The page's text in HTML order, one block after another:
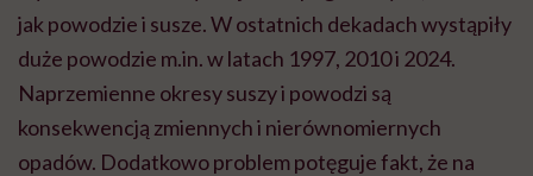
jak powodzie i susze. W ostatnich dekadach wystąpiły
duże powodzie m.in. w latach 1997, 2010 i 2024.
Naprzemienne okresy suszy i powodzi są
konsekwencją zmiennych i nierównomiernych
opadów. Dodatkowo problem potęguje fakt, że na